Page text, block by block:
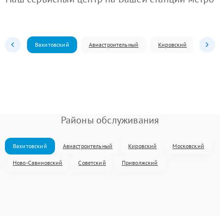
Вахитовский Авиастроительный Кировский
Районы обслуживания
Вахитовский Авиастроительный Кировский Московский
Ново-Савиновский Советский Приволжский